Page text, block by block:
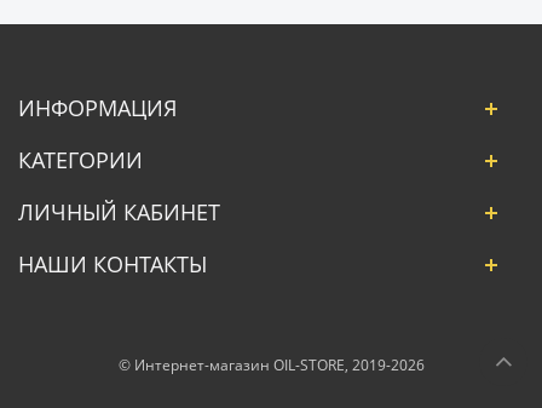
ИНФОРМАЦИЯ
КАТЕГОРИИ
ЛИЧНЫЙ КАБИНЕТ
НАШИ КОНТАКТЫ
© Интернет-магазин OIL-STORE, 2019-2026